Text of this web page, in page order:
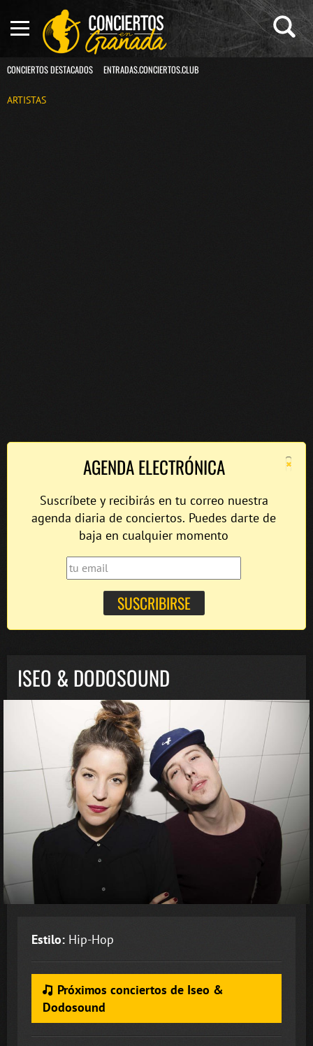
CONCIERTOS DESTACADOS ENTRADAS.CONCIERTOS.CLUB
ARTISTAS
×
AGENDA ELECTRÓNICA
Suscríbete y recibirás en tu correo nuestra
agenda diaria de conciertos. Puedes darte de
baja en cualquier momento
ISEO & DODOSOUND
Estilo: Hip-Hop
Próximos conciertos de Iseo &
Dodosound